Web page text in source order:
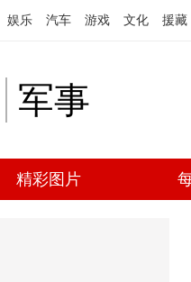
娱乐 汽车 游戏 文化 援藏
军事
精彩图片